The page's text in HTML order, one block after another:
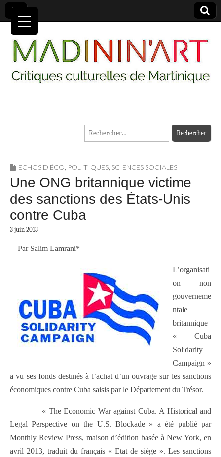
MADININ'ART
Rechercher :
ECHOS D'ÉCO, POLITIQUES, SCIENCES SOCIALES
Une ONG britannique victime
des sanctions des États-Unis
contre Cuba
3 juin 2013
—Par Salim Lamrani* —
L’organisati
on non
gouverneme
ntale
britannique
« Cuba
Solidarity
Campaign »
a vu ses fonds destinés à l’achat d’un ouvrage sur les sanctions
économiques contre Cuba saisis par le Département du Trésor.
« The Economic War against Cuba. A Historical and
Legal Perspective on the U.S. Blockade » a été publié par
Monthly Review Press, maison d’édition basée à New York, en
avril 2013, traduit du français « Etat de siège ». Les sanctions